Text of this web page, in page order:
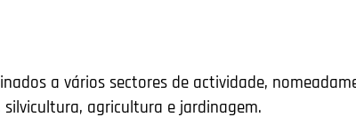
a vários sectores de actividade,
agricultura e jardinagem.